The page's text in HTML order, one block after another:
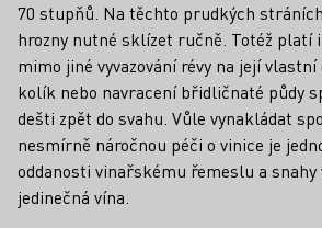
70 stupňů. Na těchto prudkých
hrozny nutné sklízet ručně. Totéž platí
mimo jiné vyvazování révy na její
kolík nebo navracení břidličnaté půdy
dešti zpět do svahu. Vůle vynakládat
nesmírně náročnou péči o vinice je
oddanosti vinařskému řemeslu a snahy
jedinečná vína.